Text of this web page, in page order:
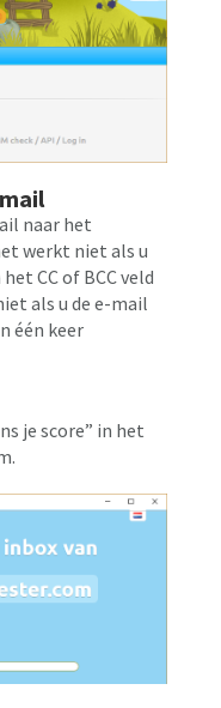
naar het
werkt niet als u
CC of BCC veld
als u de e-mail
één keer
je score” in het